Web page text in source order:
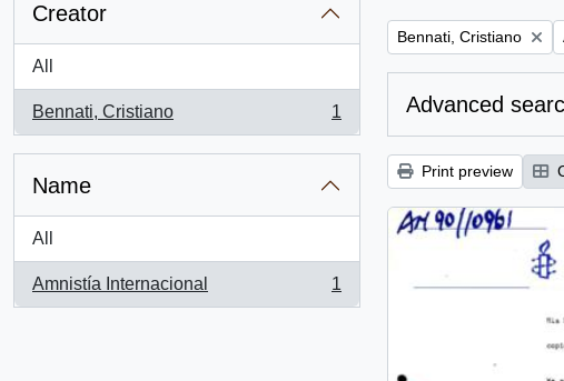
Creator
All
Bennati, Cristiano
, 1 results
1
Name
All
Amnistía Internacional
, 1 results
1
Remove filter:
Bennati, Cristiano
Advanced
Print preview